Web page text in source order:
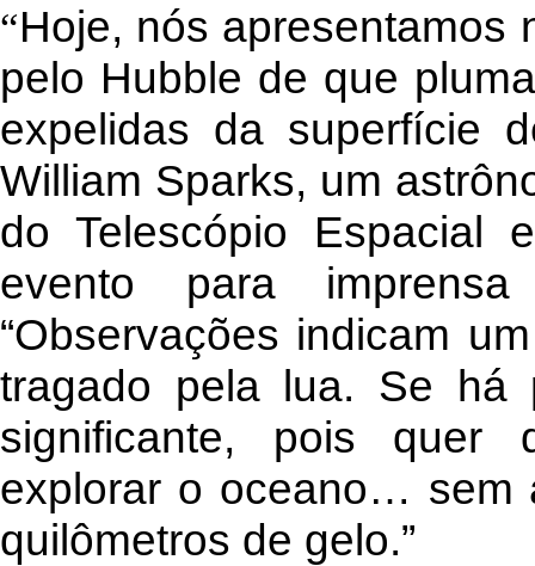
“Hoje, nós apresentamos
pelo Hubble de que
expelidas da superfície
William Sparks, um
do Telescópio Espacial
evento para
“Observações indicam
tragado pela lua. Se há
significante, pois quer
explorar o oceano… sem
quilômetros de gelo.”